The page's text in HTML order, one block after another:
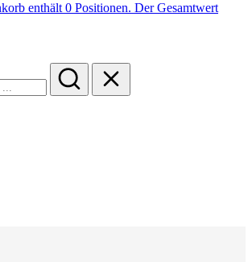
enthält 0 Positionen. Der Gesamtwert